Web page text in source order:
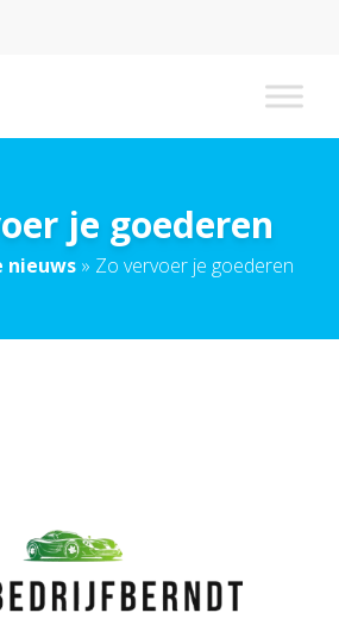
je goederen
nieuws» Zo vervoer je goederen